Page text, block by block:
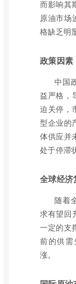
而影响其
原油市场
格缺乏明
政策因素
中国
益严格，
迫关停，
型企业的
体供应并
处于停滞
全球经济
随着
求有望回
一定的支
前的供
涨。